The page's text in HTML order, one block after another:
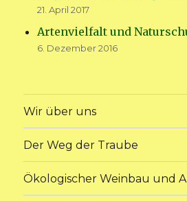
21. April 2017
Artenvielfalt und
6. Dezember 2016
Wir über uns
Der Weg der Traube
Ökologischer Weinbau und